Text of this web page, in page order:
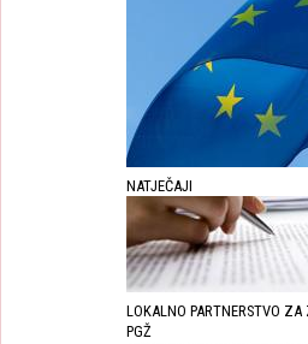
NATJEČAJI
LOKALNO PARTNERSTVO ZA
PGŽ